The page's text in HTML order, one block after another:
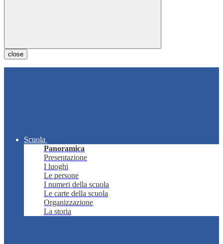
close
Scuola
Panoramica
Presentazione
I luoghi
Le persone
I numeri della scuola
Le carte della scuola
Organizzazione
La storia